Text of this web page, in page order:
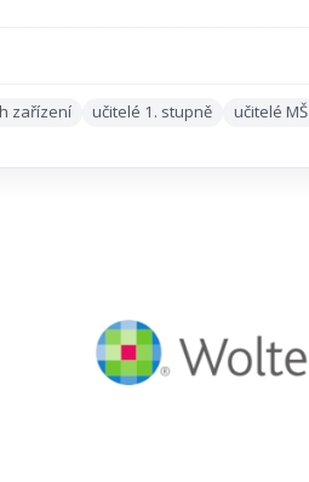
zařízení učitelé 1. stupně učitelé MŠ